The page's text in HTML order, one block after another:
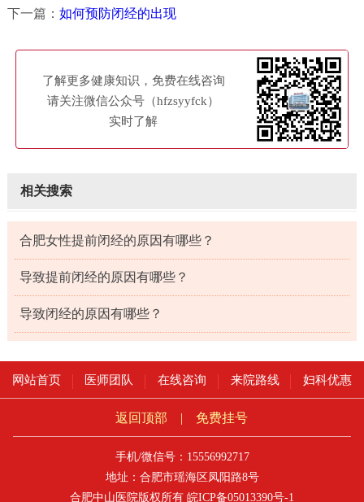
下一篇： 如何预防闭经的出现
了解更多健康知识，免费在线咨询
请关注微信公众号（hfzsyyfck）
实时了解
相关搜索
合肥女性提前闭经的原因有哪些？
导致提前闭经的原因有哪些？
导致闭经的原因有哪些？
网站首页 医师团队 在线咨询 来院路线 妇科优惠
返回顶部 | 免费挂号
手机/微信号：15556992717
地址：合肥市瑶海区凤阳路8号
合肥中山医院版权所有 皖ICP备05013390号-1